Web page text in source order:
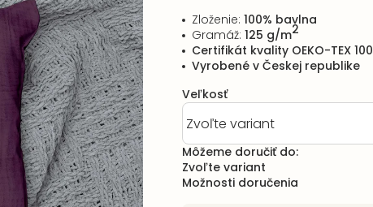
hodnotenie
produktu
0,0
5
hviezdičiek.
Veľkosť
Môžeme doručiť do:
Zvoľte variant
Možnosti doručenia
Zloženie: 100% bavlna
Gramáž: 125 g/m2
Certifikát kvality OEKO-TEX 100
Vyrobené v Českej republike